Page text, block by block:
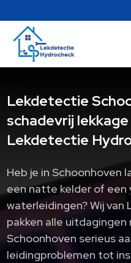
Lekdetectie
schadevrij
Lekdetectie
Heb je in Schoonhoven
een natte kelder of een
waterleidingen? Wij
pakken alle
Schoonhoven serieus
leidingproblemen tot